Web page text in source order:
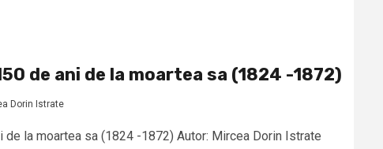
de ani de la moartea sa (1824 -1872)
Dorin Istrate
de la moartea sa (1824 -1872) Autor: Mircea Dorin Istrate